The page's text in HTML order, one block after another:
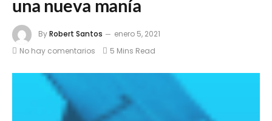
una nueva manía
ByRobert Santos
enero 5, 2021
No hay comentarios
5 Mins Read